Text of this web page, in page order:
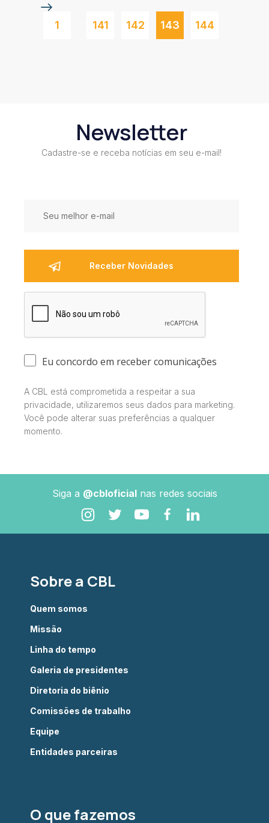
1 141 142 143 144
Newsletter
Cadastre-se e receba notícias em seu e-mail!
Eu concordo em receber comunicações
A CBL está comprometida a respeitar a sua
privacidade, utilizaremos seus dados para marketing.
Você pode alterar suas preferências a qualquer
momento.
Siga a @cbloficialnas redes sociais
Sobre a CBL
Quem somos
Missão
Linha do tempo
Galeria de presidentes
Diretoria do biênio
Comissões de trabalho
Equipe
Entidades parceiras
O que fazemos